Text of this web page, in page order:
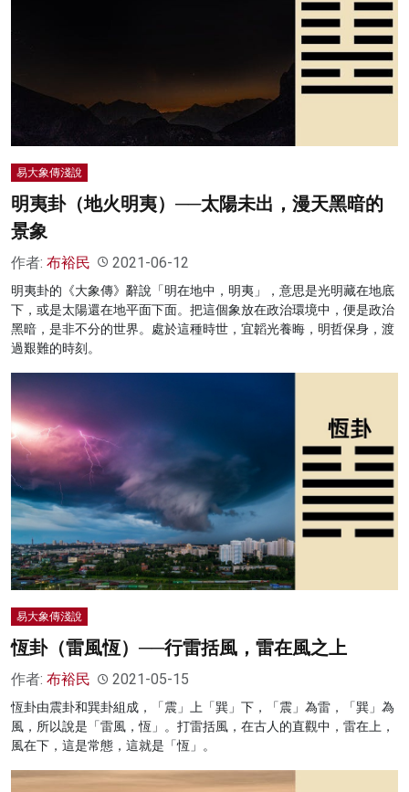
易大象傳淺說
明夷卦（地火明夷）──太陽未出，漫天黑暗的
景象
作者: 布裕民 2021-06-12
明夷卦的《大象傳》辭說「明在地中，明夷」，意思是光明藏在地底
下，或是太陽還在地平面下面。把這個象放在政治環境中，便是政治
黑暗，是非不分的世界。處於這種時世，宜韜光養晦，明哲保身，渡
過艱難的時刻。
易大象傳淺說
恆卦（雷風恆）──行雷括風，雷在風之上
作者: 布裕民 2021-05-15
恆卦由震卦和巽卦組成，「震」上「巽」下，「震」為雷，「巽」為
風，所以說是「雷風，恆」。打雷括風，在古人的直觀中，雷在上，
風在下，這是常態，這就是「恆」。